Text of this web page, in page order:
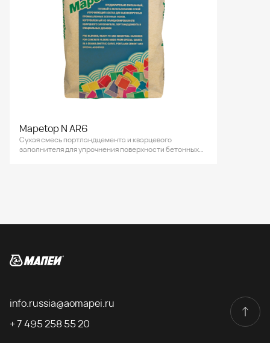
Mapetop N AR6
Сухая смесь портландцемента и кварцевого
заполнителя для упрочнения поверхности бетонных
info.russia@aomapei.ru
+ 7 495 258 55 20